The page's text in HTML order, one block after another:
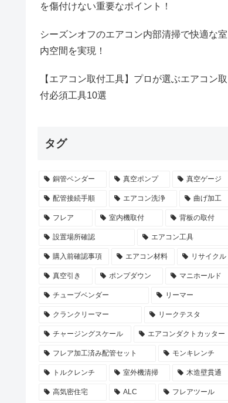
を傷付けない重要なポイント！
シーズンオフのエアコン内部清掃で快適な室
内空間を実現！
【エアコン取付工具】プロが選ぶエアコン取
付必須工具10選
タグ
銅管ベンダー 真空ポンプ 真空ゲージ
配管接続手順 エアコン洗浄 曲げ加工
フレア 室内機取付 背板の取付
設置場所確認 エアコン工具
購入前確認事項 エアコン材料 リサイクル
真空引き ポンプダウン マニホールド
チューブベンダー リーマー
クランクリーマー リークテスタ
チャージングスケール エアコンダクトカッター
フレア加工済み配管セット モンキレンチ
トルクレンチ 室外機清掃 木造壁貫通
高気密住宅 ALC フレアツール